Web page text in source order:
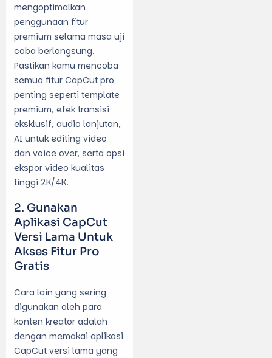
mengoptimalkan
penggunaan fitur
premium selama masa uji
coba berlangsung.
Pastikan kamu mencoba
semua fitur CapCut pro
penting seperti template
premium, efek transisi
eksklusif, audio lanjutan,
AI untuk editing video
dan voice over, serta opsi
ekspor video kualitas
tinggi 2K/4K.
Gunakan
Aplikasi CapCut
Versi Lama Untuk
Akses Fitur Pro
Gratis
Cara lain yang sering
digunakan oleh para
konten kreator adalah
dengan memakai aplikasi
CapCut versi lama yang